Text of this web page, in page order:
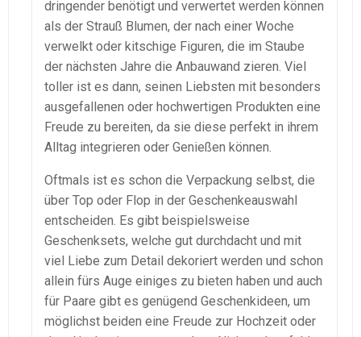
dringender benötigt und verwertet werden können
als der Strauß Blumen, der nach einer Woche
verwelkt oder kitschige Figuren, die im Staube
der nächsten Jahre die Anbauwand zieren. Viel
toller ist es dann, seinen Liebsten mit besonders
ausgefallenen oder hochwertigen Produkten eine
Freude zu bereiten, da sie diese perfekt in ihrem
Alltag integrieren oder Genießen können.
Oftmals ist es schon die Verpackung selbst, die
über Top oder Flop in der Geschenkeauswahl
entscheiden. Es gibt beispielsweise
Geschenksets, welche gut durchdacht und mit
viel Liebe zum Detail dekoriert werden und schon
allein fürs Auge einiges zu bieten haben und auch
für Paare gibt es genügend Geschenkideen, um
möglichst beiden eine Freude zur Hochzeit oder